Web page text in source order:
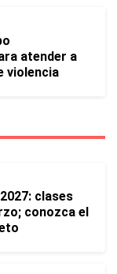
atender a
violencia
clases
conozca el